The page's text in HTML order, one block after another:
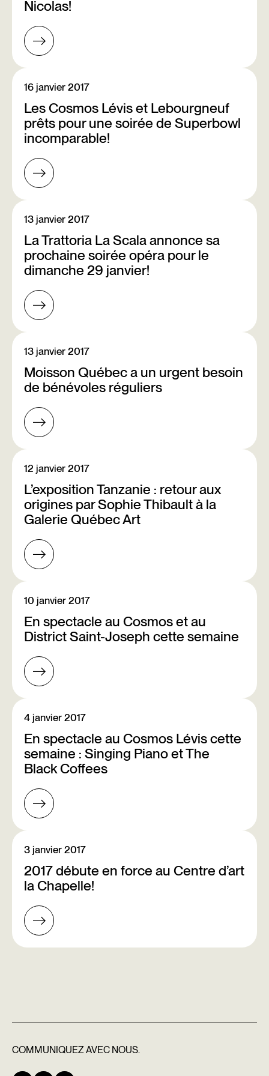
Nicolas!
Les Cosmos Lévis et Lebourgneuf
prêts pour une soirée de Superbowl
incomparable!
16 janvier 2017
La Trattoria La Scala annonce sa
prochaine soirée opéra pour le
dimanche 29 janvier!
13 janvier 2017
Moisson Québec a un urgent besoin
de bénévoles réguliers
13 janvier 2017
L’exposition Tanzanie : retour aux
origines par Sophie Thibault à la
Galerie Québec Art
12 janvier 2017
En spectacle au Cosmos et au
District Saint-Joseph cette semaine
10 janvier 2017
En spectacle au Cosmos Lévis cette
semaine : Singing Piano et The
Black Coffees
4 janvier 2017
2017 débute en force au Centre d’art
la Chapelle!
3 janvier 2017
COMMUNIQUEZAVEC NOUS.